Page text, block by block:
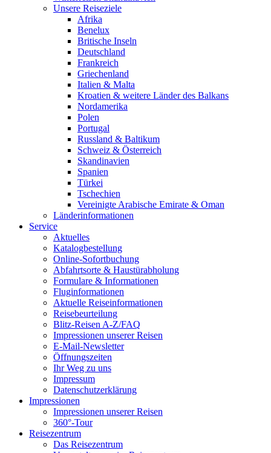
Unsere Reiseziele
Afrika
Benelux
Britische Inseln
Deutschland
Frankreich
Griechenland
Italien & Malta
Kroatien & weitere Länder des Balkans
Nordamerika
Polen
Portugal
Russland & Baltikum
Schweiz & Österreich
Skandinavien
Spanien
Türkei
Tschechien
Vereinigte Arabische Emirate & Oman
Länderinformationen
Service
Aktuelles
Katalogbestellung
Online-Sofortbuchung
Abfahrtsorte & Haustürabholung
Formulare & Informationen
Fluginformationen
Aktuelle Reiseinformationen
Reisebeurteilung
Blitz-Reisen A-Z/FAQ
Impressionen unserer Reisen
E-Mail-Newsletter
Öffnungszeiten
Ihr Weg zu uns
Impressum
Datenschutzerklärung
Impressionen
Impressionen unserer Reisen
360°-Tour
Reisezentrum
Das Reisezentrum